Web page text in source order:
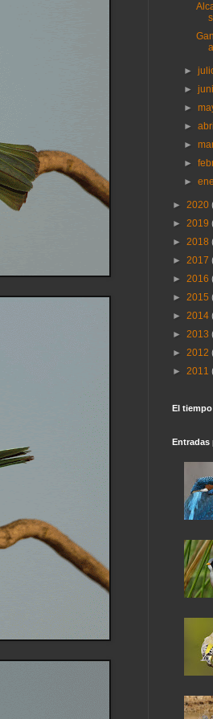
►
►
►
►
►
►
►
► 2020
► 2019
► 2018
► 2017
► 2016
► 2015
► 2014
► 2013
► 2012
► 2011
El tiempo
Entradas